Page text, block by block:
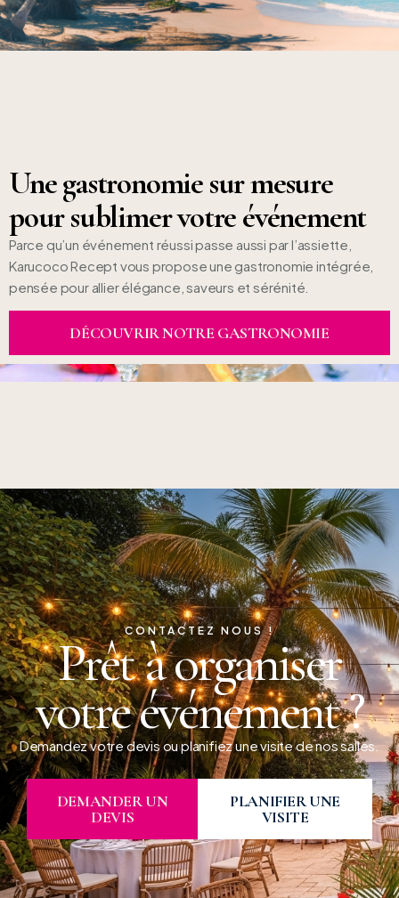
Une gastronomie sur mesure
pour sublimer votre événement
Parce qu’un événement réussi passe aussi par l’assiette,
Karucoco Recept vous propose une gastronomie intégrée,
pensée pour allier élégance, saveurs et sérénité.
DÉCOUVRIR NOTRE GASTRONOMIE
CONTACTEZ NOUS !
Prêt à organiser
votre événement ?
Demandez votre devis ou planifiez une visite de nos salles.
DEMANDER UN
DEVIS
PLANIFIER UNE
VISITE